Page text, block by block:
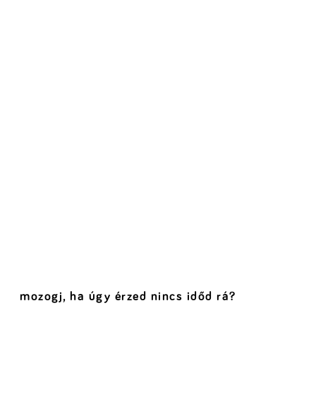
mozogj, ha úgy érzed nincs időd rá?